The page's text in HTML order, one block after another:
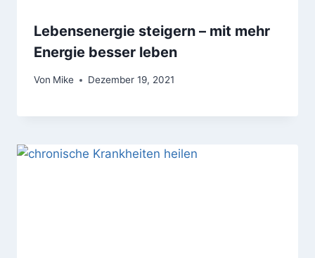
Lebensenergie steigern – mit mehr
Energie besser leben
Von Mike Dezember 19, 2021